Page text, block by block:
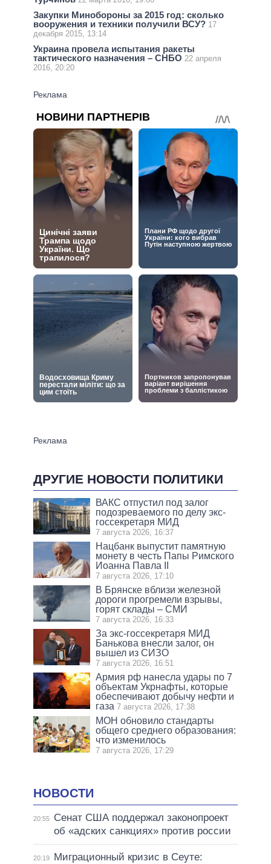
Закупки Минобороны за 2015 год: сколько
вооружения и техники получили ВСУ? 17
декабря 2015, 13:14
Украина провела испытания ракеты
тактического назначения – СНБО 22 апреля
2016, 20:20
ДРУГИЕ НОВОСТИ ПОЛИТИКИ
ВАКС отпустил под залог
подозреваемого по делу экс-
госсекретаря МИД
7 августа 2026, 16:37
Нацбанк выпустит памятную
монету в честь Папы Римского
Иоанна Павла II
7 августа 2026, 17:10
В Брянске вблизи железной
дороги прогремели взрывы,
горят склады – СМИ
7 августа 2026, 16:33
За экс-госсекретаря МИД
Банькова внесли залог, он
вышел из СИЗО
7 августа 2026, 16:51
Армия рф нанесла удары по 7
объектам Укрнафты, которые
обеспечивают добычу нефти и
газа 7 августа 2026, 17:38
МОН обновило стандарты
общего среднего образования:
что изменилось
7 августа 2026, 17:29
НОВОСТИ
20:55
Сенат США поддержал законопроект
об «адских санкциях» против россии
20:19
Миграционный кризис в Сеуте: